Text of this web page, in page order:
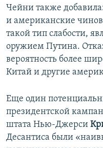
Чейни также
и американские
такой тип слабости,
оружием Путина.
вероятность более
Китай и другие
Еще один
президентской
штата Нью-Джерси
Десантиса были